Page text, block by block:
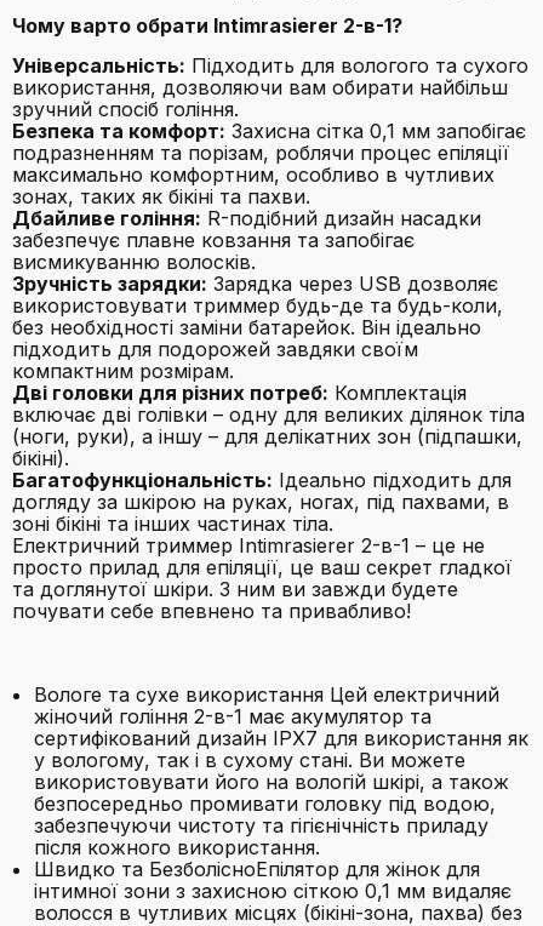
Чому варто обрати Intimrasierer 2-в-1?
Універсальність: Підходить для вологого та сухого
використання, дозволяючи вам обирати найбільш
зручний спосіб гоління.
Безпека та комфорт: Захисна сітка 0,1 мм запобігає
подразненням та порізам, роблячи процес епіляції
максимально комфортним, особливо в чутливих
зонах, таких як бікіні та пахви.
Дбайливе гоління: R-подібний дизайн насадки
забезпечує плавне ковзання та запобігає
висмикуванню волосків.
Зручність зарядки: Зарядка через USB дозволяє
використовувати триммер будь-де та будь-коли,
без необхідності заміни батарейок. Він ідеально
підходить для подорожей завдяки своїм
компактним розмірам.
Дві головки для різних потреб: Комплектація
включає дві голівки – одну для великих ділянок тіла
(ноги, руки), а іншу – для делікатних зон (підпашки,
бікіні).
Багатофункціональність: Ідеально підходить для
догляду за шкірою на руках, ногах, під пахвами, в
зоні бікіні та інших частинах тіла.
Електричний триммер Intimrasierer 2-в-1 – це не
просто прилад для епіляції, це ваш секрет гладкої
та доглянутої шкіри. З ним ви завжди будете
почувати себе впевнено та привабливо!
Вологе та сухе використання Цей електричний
жіночий гоління 2-в-1 має акумулятор та
сертифікований дизайн IPX7 для використання як
у вологому, так і в сухому стані. Ви можете
використовувати його на вологій шкірі, а також
безпосередньо промивати головку під водою,
забезпечуючи чистоту та гігієнічність приладу
після кожного використання.
Швидко та БезболісноЕпілятор для жінок для
інтимної зони з захисною сіткою 0,1 мм видаляє
волосся в чутливих місцях (бікіні-зона, пахва) без